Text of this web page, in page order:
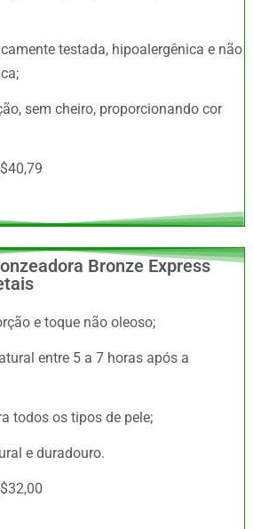
testada, hipoalergênica e não
sem cheiro, proporcionando cor
Bronze Express
e toque não oleoso;
entre 5 a 7 horas após a
todos os tipos de pele;
e duradouro.